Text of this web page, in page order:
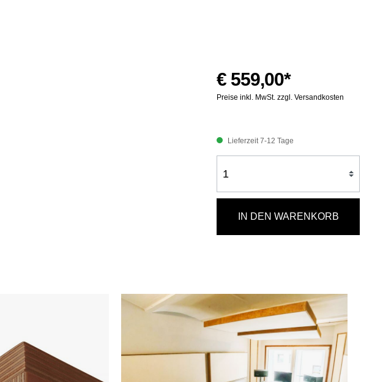
€ 559,00*
Preise inkl. MwSt. zzgl. Versandkosten
Lieferzeit 7-12 Tage
IN DEN WARENKORB